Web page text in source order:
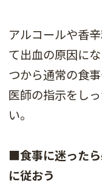
アルコールや香
て出血の原因に
つから通常の食
医師の指示をし
い。
■食事に迷った
に従おう